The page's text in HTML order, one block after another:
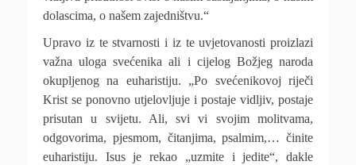
dolascima, o našem zajedništvu.“
Upravo iz te stvarnosti i iz te uvjetovanosti proizlazi
važna uloga svećenika ali i cijelog Božjeg naroda
okupljenog na euharistiju. „Po svećenikovoj riječi
Krist se ponovno utjelovljuje i postaje vidljiv, postaje
prisutan u svijetu. Ali, svi vi svojim molitvama,
odgovorima, pjesmom, čitanjima, psalmim,… činite
euharistiju. Isus je rekao „uzmite i jedite“, dakle